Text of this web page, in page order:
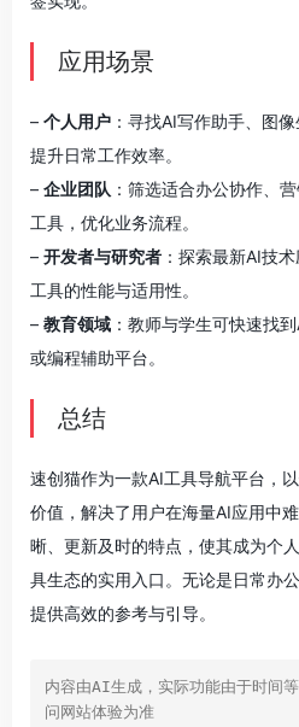
应用场景
– 个人用户 ：寻找AI写作助手、图
提升日常工作效率。
– 企业团队 ：筛选适合办公协作、
工具，优化业务流程。
– 开发者与研究者 ：探索最新AI技
工具的性能与适用性。
– 教育领域 ：教师与学生可快速找
或编程辅助平台。
总结
速创猫作为一款AI工具导航平台，以
价值，解决了用户在海量AI应用中
晰、更新及时的特点，使其成为个
具生态的实用入口。无论是日常办
提供高效的参考与引导。
内容由AI生成，实际功能由于时间
问网站体验为准